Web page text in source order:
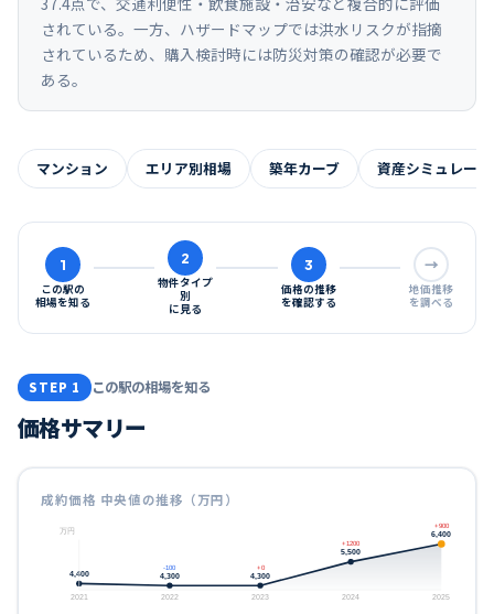
されている。一方、ハザードマップでは洪水リスクが指摘
されているため、購入検討時には防災対策の確認が必要で
ある。
マンション エリア別相場 築年カーブ 資産シミュレー
1
この駅の
相場を知る
2
物件タイプ
別
に見る
3
価格の推移
を確認する
→
地価推移
を調べる
STEP 1 この駅の相場を知る
価格サマリー
成約価格 中央値の推移（万円）
万円
4,400
2021
4,300
-100
2022
4,300
+0
2023
5,500
+1200
2024
6,400
+900
2025